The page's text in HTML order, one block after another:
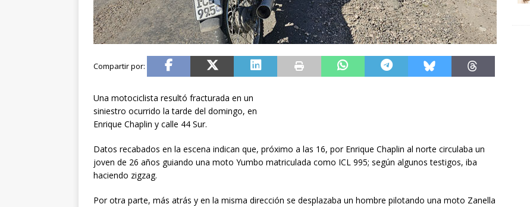
Una motociclista resultó fracturada en un
siniestro ocurrido la tarde del domingo, en
Enrique Chaplin y calle 44 Sur.
Datos recabados en la escena indican que, próximo a las 16, por Enrique Chaplin al norte circulaba un
joven de 26 años guiando una moto Yumbo matriculada como ICL 995; según algunos testigos, iba
haciendo zigzag.
Por otra parte, más atrás y en la misma dirección se desplazaba un hombre pilotando una moto Zanella